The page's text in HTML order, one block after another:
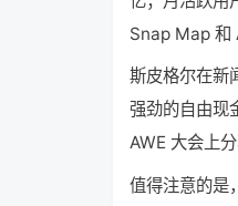
Snap Map 和
斯皮格尔在新
强劲的自由现
AWE 大会上
值得注意的是